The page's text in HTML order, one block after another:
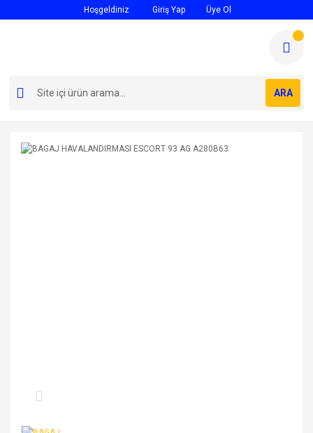
Hoşgeldiniz Giriş Yap Üye Ol
ARA